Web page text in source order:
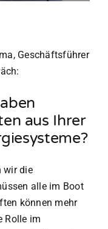
Geschäftsführer
aus Ihrer
wir die
alle im Boot
können mehr
Rolle im